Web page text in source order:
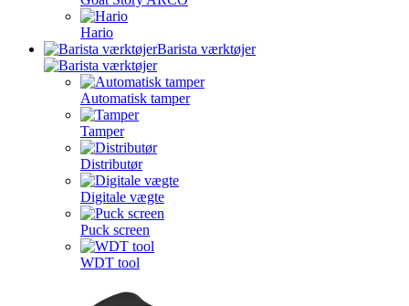
Hario
Barista værktøjer
Automatisk tamper
Tamper
Distributør
Digitale vægte
Puck screen
WDT tool